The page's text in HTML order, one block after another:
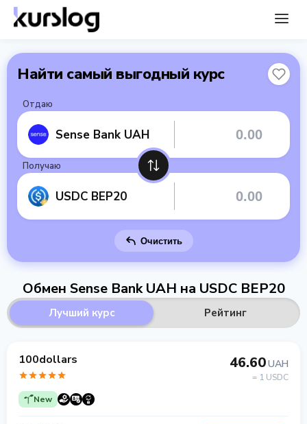
Найти самый выгодный курс
Отдаю
Sense Bank UAH
Получаю
USDC BEP20
Очистить
Обмен Sense Bank UAH на USDC BEP20
Лучший курс Рейтинг
100dollars
New
46.60UAH
= 1 USDC